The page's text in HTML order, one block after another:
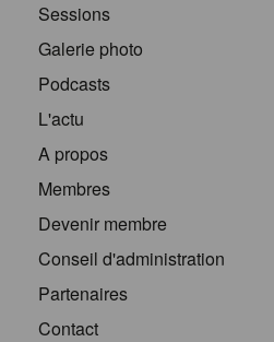
Sessions
Galerie photo
Podcasts
L'actu
A propos
Membres
Devenir membre
Conseil d'administration
Partenaires
Contact